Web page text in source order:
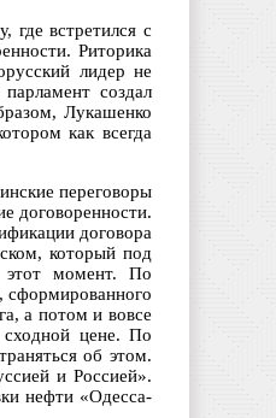
где встретился с
Риторика
лидер не
создал
Лукашенко
как всегда
переговоры
договоренности.
договора
который под
этот момент. По
сформированного
а потом и вовсе
сходной цене. По
об этом.
и Россией».
нефти «Одесса-